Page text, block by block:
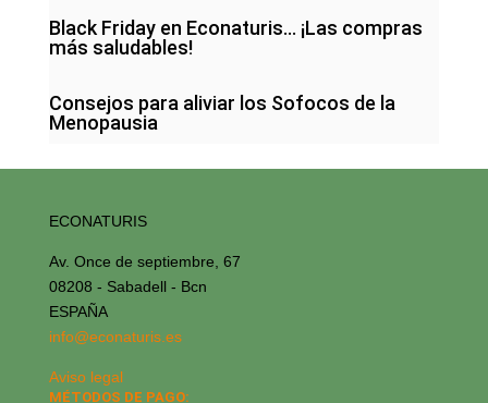
Black Friday en Econaturis… ¡Las compras
más saludables!
Consejos para aliviar los Sofocos de la
Menopausia
ECONATURIS
Av. Once de septiembre, 67
08208 - Sabadell - Bcn
ESPAÑA
info@econaturis.es
Aviso legal
MÉTODOS DE PAGO: